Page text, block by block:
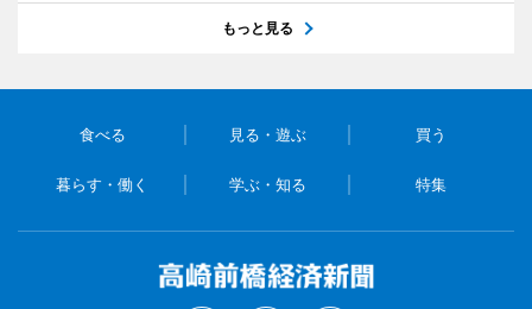
もっと見る
食べる 見る・遊ぶ 買う
暮らす・働く 学ぶ・知る 特集